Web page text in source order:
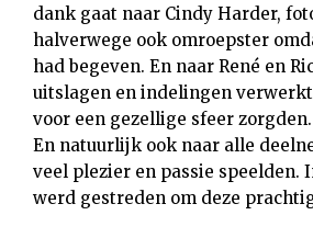
dank gaat naar Cindy Harder,
halverwege ook omroepster
had begeven. En naar René en
uitslagen en indelingen
voor een gezellige sfeer zorgden.
En natuurlijk ook naar alle
veel plezier en passie speelden.
werd gestreden om deze